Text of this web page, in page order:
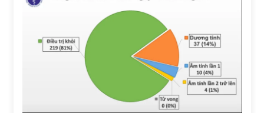
Phân tích giá tiền điện tử sau ngày thị trường lập kỷ lục
vốn hóa
09/11/2021
Chứng khoán ngày 12/10/2021: Top 10 cổ phiếu nổi bật
13/10/2021